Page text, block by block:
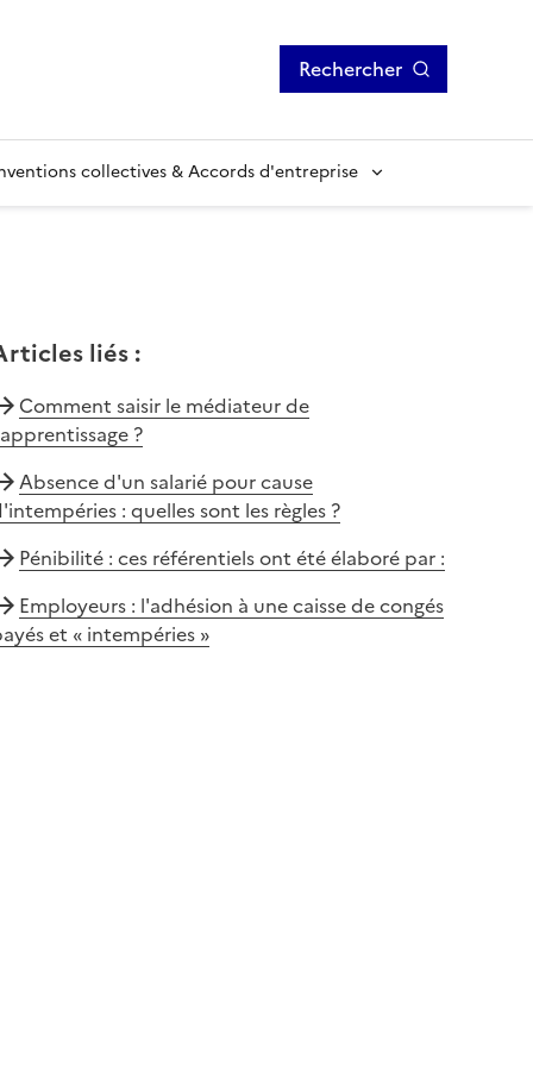
Rechercher
collectives & Accords d'entreprise
liés:
Comment saisir le médiateur de
?
Absence d'un salarié pour cause
: quelles sont les règles ?
Pénibilité : ces référentiels ont été élaboré par :
Employeurs : l'adhésion à une caisse de congés
et « intempéries »